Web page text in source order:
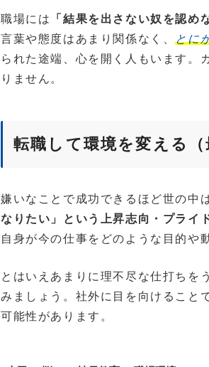
職場には 「結果を出さない奴を認め
言葉や態度はあまり関係なく、
とに
られた途端、心を開く人もいます。
りません。
転職して環境を変える（
嫌いなことで成功できるほど世の中
なりたい」という上昇志向・プライ
自身が今の仕事をどのような目的や
とはいえあまりに理不尽な仕打ちを
みましょう。社外に目を向けること
可能性があります。